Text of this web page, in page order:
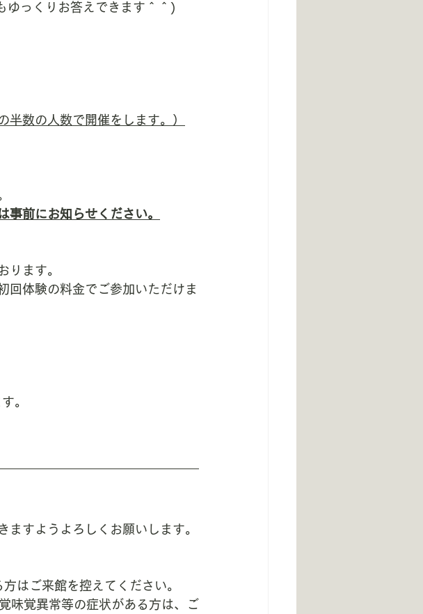
くりお答えできます＾＾)
半数の人数で開催をします。）
前にお知らせください。
ます。
体験の料金でご参加いただけま
。
ますようよろしくお願いします。
はご来館を控えてください。
味覚異常等の症状がある方は、ご